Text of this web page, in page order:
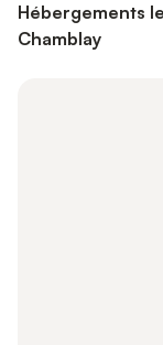
Hébergements
Chamblay